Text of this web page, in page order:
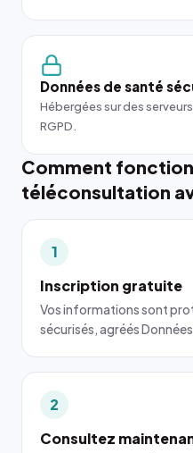
Données de santé
Hébergées sur des
RGPD.
Comment
téléconsultation
1
Inscription gratuite
Vos informations sont
sécurisés, agréés
2
Consultez